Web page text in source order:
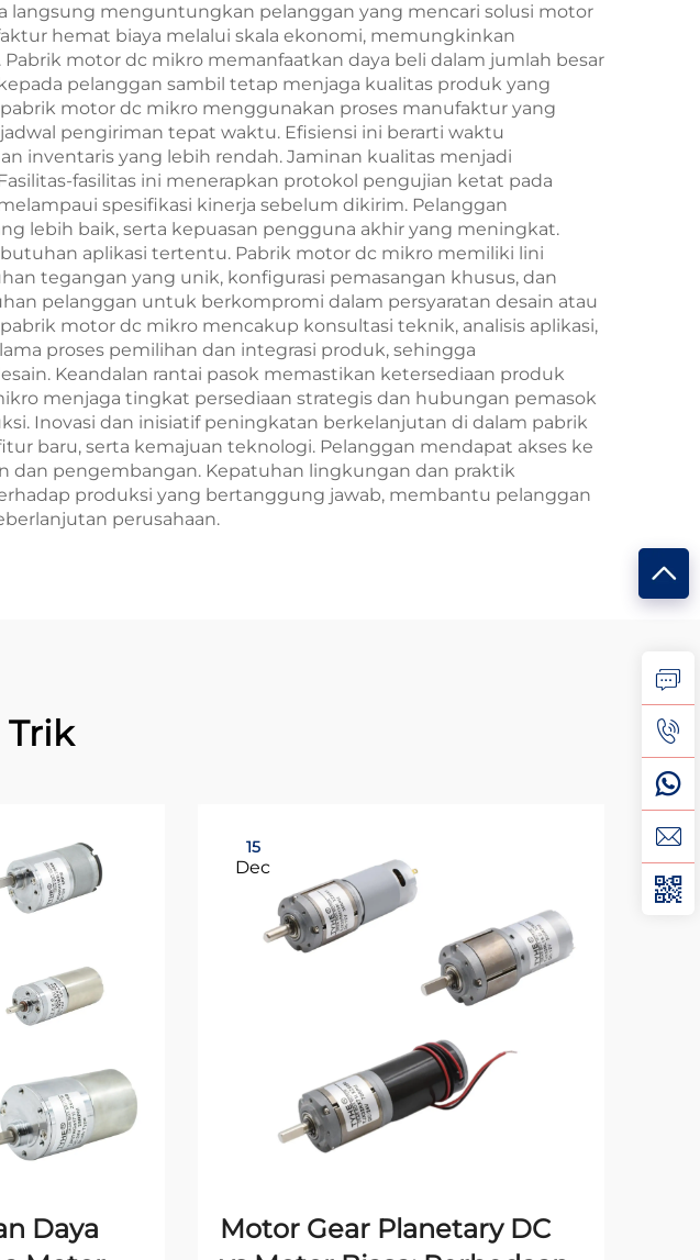
langsung menguntungkan pelanggan yang mencari solusi motor
hemat biaya melalui skala ekonomi, memungkinkan
motor dc mikro memanfaatkan daya beli dalam jumlah besar
pelanggan sambil tetap menjaga kualitas produk yang
motor dc mikro menggunakan proses manufaktur yang
pengiriman tepat waktu. Efisiensi ini berarti waktu
inventaris yang lebih rendah. Jaminan kualitas menjadi
fasilitas ini menerapkan protokol pengujian ketat pada
spesifikasi kinerja sebelum dikirim. Pelanggan
lebih baik, serta kepuasan pengguna akhir yang meningkat.
aplikasi tertentu. Pabrik motor dc mikro memiliki lini
tegangan yang unik, konfigurasi pemasangan khusus, dan
pelanggan untuk berkompromi dalam persyaratan desain atau
motor dc mikro mencakup konsultasi teknik, analisis aplikasi,
proses pemilihan dan integrasi produk, sehingga
Keandalan rantai pasok memastikan ketersediaan produk
menjaga tingkat persediaan strategis dan hubungan pemasok
Inovasi dan inisiatif peningkatan berkelanjutan di dalam pabrik
baru, serta kemajuan teknologi. Pelanggan mendapat akses ke
dan pengembangan. Kepatuhan lingkungan dan praktik
produksi yang bertanggung jawab, membantu pelanggan
perusahaan.
Daya
15
Dec
Motor Gear Planetary DC